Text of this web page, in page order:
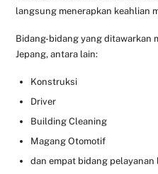
langsung menerapkan keahlian
Bidang-bidang yang ditawarkan
Jepang, antara lain:
Konstruksi
Driver
Building Cleaning
Magang Otomotif
dan empat bidang pelayanan